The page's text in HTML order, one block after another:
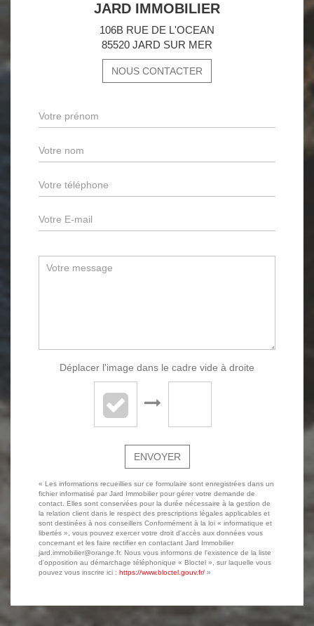
JARD IMMOBILIER
106B RUE DE L'OCEAN
85520 JARD SUR MER
NOUS CONTACTER
Déplacer l'image dans le cadre vide à droite
ENVOYER
« Les informations recueillies sur ce formulaire sont enregistrées dans un
fichier informatisé par Jard Immobilier pour gérer votre demande de
contact. Elles sont conservées pour la durée nécessaire à la gestion de
la relation client dans le respect des prescriptions légales applicables et
sont destinées à nos conseillers Conformément à la loi « informatique et
libertés », vous pouvez exercer votre droit d'accès aux données vous
concernant et les faire rectifier en contactant Jard Immobilier
jard.immobilier@orange.fr. Nous vous informons de l'existence de la liste
d'opposition au démarchage téléphonique « Bloctel », sur laquelle vous
pouvez vous inscrire ici : https://www.bloctel.gouv.fr/ »